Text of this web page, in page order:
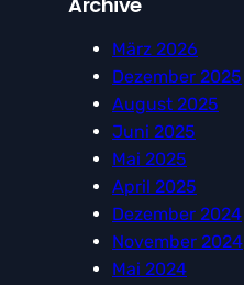
c
März 2026
Dezember 2025
August 2025
Juni 2025
Mai 2025
April 2025
Dezember 2024
November 2024
Mai 2024